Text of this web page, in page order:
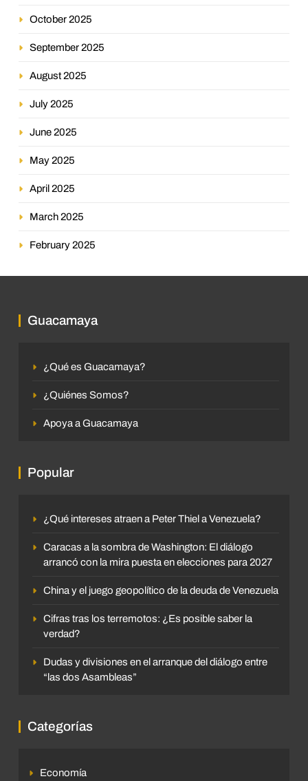
October 2025
September 2025
August 2025
July 2025
June 2025
May 2025
April 2025
March 2025
February 2025
Guacamaya
¿Qué es Guacamaya?
¿Quiénes Somos?
Apoya a Guacamaya
Popular
¿Qué intereses atraen a Peter Thiel a Venezuela?
Caracas a la sombra de Washington: El diálogo
arrancó con la mira puesta en elecciones para 2027
China y el juego geopolítico de la deuda de Venezuela
Cifras tras los terremotos: ¿Es posible saber la
verdad?
Dudas y divisiones en el arranque del diálogo entre
“las dos Asambleas”
Categorías
Economía